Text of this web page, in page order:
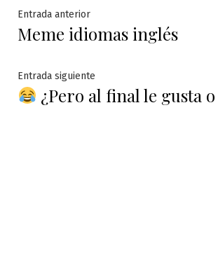
Navegación
de
entradas
Entrada anteriorEntrada
anterior:
Meme idiomas inglés
Entrada siguiente
siguiente:
¿Pero al final le gusta